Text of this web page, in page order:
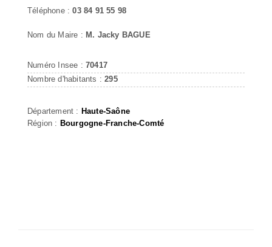
Téléphone :03 84 91 55 98
Nom du Maire : M. Jacky BAGUE
Numéro Insee : 70417
Nombre d'habitants :295
Département : Haute-Saône
Région : Bourgogne-Franche-Comté